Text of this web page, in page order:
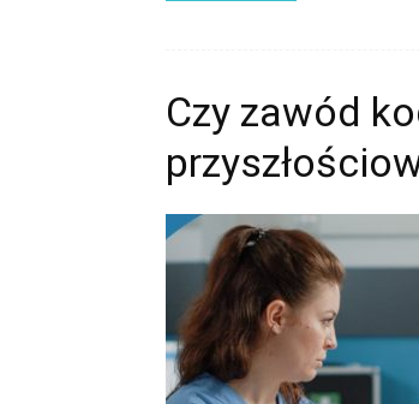
Czy zawód